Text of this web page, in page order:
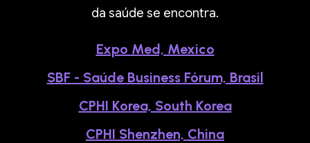
da saúde se encontra.
Expo Med, Mexico
SBF - Saúde Business Fórum, Brasil
CPHI Korea, South Korea
CPHI Shenzhen, China